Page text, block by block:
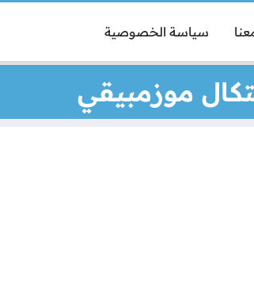
سياسة الخصوصية
موزمبيقي